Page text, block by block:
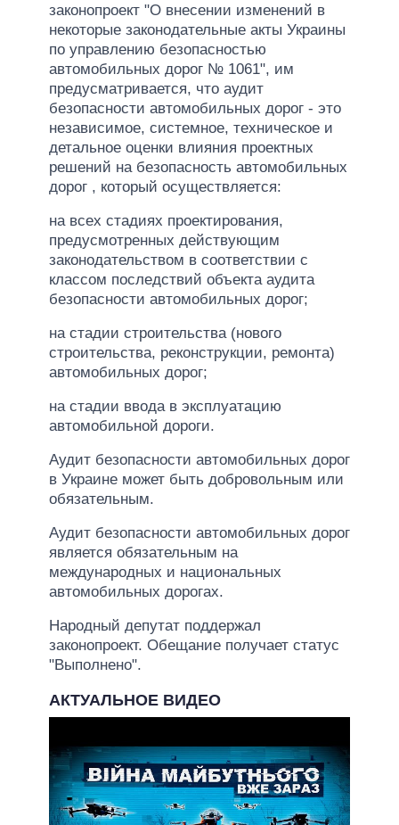
законопроект "О внесении изменений в
некоторые законодательные акты Украины
по управлению безопасностью
автомобильных дорог № 1061", им
предусматривается, что аудит
безопасности автомобильных дорог - это
независимое, системное, техническое и
детальное оценки влияния проектных
решений на безопасность автомобильных
дорог , который осуществляется:
на всех стадиях проектирования,
предусмотренных действующим
законодательством в соответствии с
классом последствий объекта аудита
безопасности автомобильных дорог;
на стадии строительства (нового
строительства, реконструкции, ремонта)
автомобильных дорог;
на стадии ввода в эксплуатацию
автомобильной дороги.
Аудит безопасности автомобильных дорог
в Украине может быть добровольным или
обязательным.
Аудит безопасности автомобильных дорог
является обязательным на
международных и национальных
автомобильных дорогах.
Народный депутат поддержал
законопроект. Обещание получает статус
"Выполнено".
АКТУАЛЬНОЕ ВИДЕО